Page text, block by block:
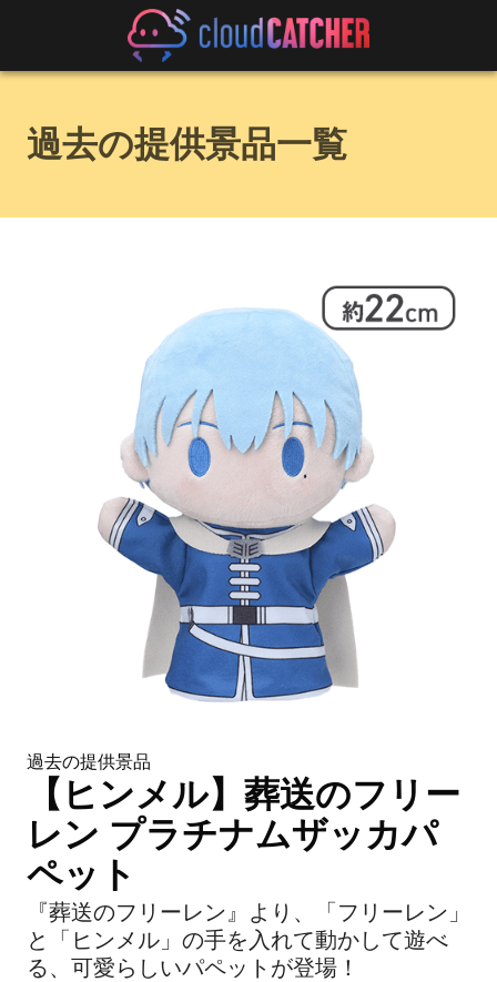
過去の提供景品一覧
過去の提供景品
【ヒンメル】葬送のフリー
レン プラチナムザッカパ
ペット
『葬送のフリーレン』より、「フリーレン」
と「ヒンメル」の手を入れて動かして遊べ
る、可愛らしいパペットが登場！